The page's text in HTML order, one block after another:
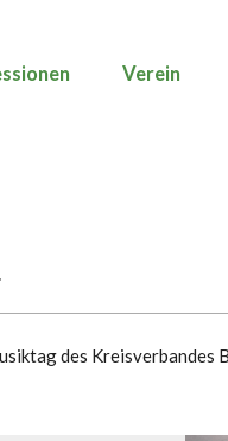
Verein
des Kreisverbandes